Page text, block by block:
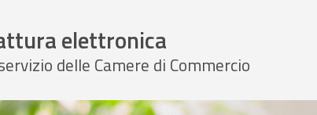
elettronica
delle Camere di Commercio